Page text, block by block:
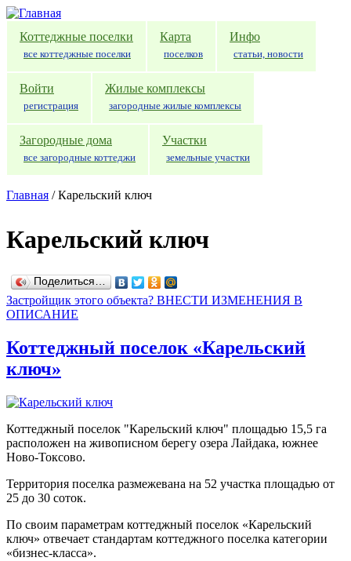
Перейти к основному содержанию
Коттеджные поселки
все коттеджные поселки
Карта
поселков
Инфо
статьи, новости
Войти
регистрация
Жилые комплексы
загородные жилые комплексы
Загородные дома
все загородные коттеджи
Участки
земельные участки
Главная /Карельский ключ
Карельский ключ
Поделиться…
Застройщик этого объекта? ВНЕСТИ ИЗМЕНЕНИЯ В
ОПИСАНИЕ
Коттеджный поселок «Карельский
ключ»
Коттеджный поселок "Карельский ключ" площадью 15,5 га
расположен на живописном берегу озера Лайдака, южнее
Ново-Токсово.
Территория поселка размежевана на 52 участка площадью от
25 до 30 соток.
По своим параметрам коттеджный поселок «Карельский
ключ» отвечает стандартам коттеджного поселка категории
«бизнес-класса».